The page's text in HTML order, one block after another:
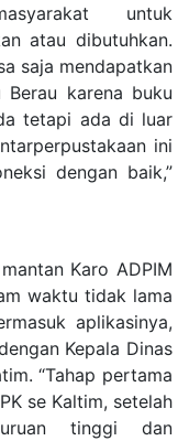
untuk
atau dibutuhkan.
saja mendapatkan
karena buku
tetapi ada di luar
ini
dengan baik,”
Karo ADPIM
waktu tidak lama
aplikasinya,
Kepala Dinas
“Tahap pertama
se Kaltim, setelah
tinggi dan